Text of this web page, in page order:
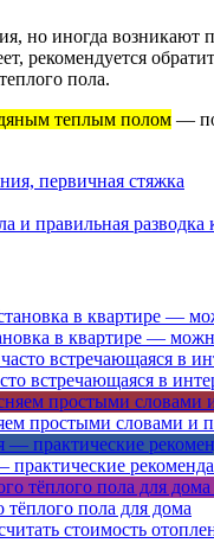
но иногда
рекомендуется
пола.
теплым полом —
первичная стяжка
и правильная разводка
в квартире —
встречающаяся в
простыми словами и
практические
тёплого пола для дома